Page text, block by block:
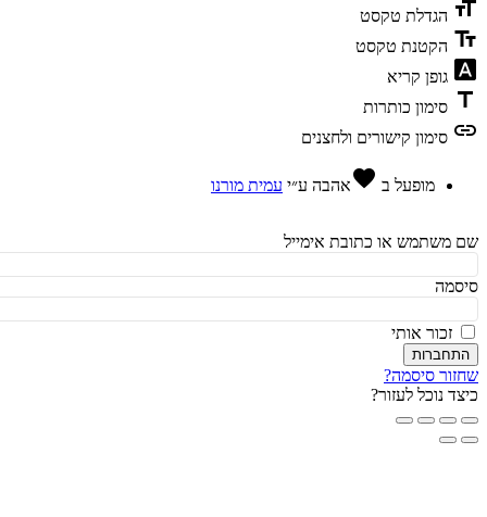
הגדלת טקסט
הקטנת טקסט
גופן קריא
סימון כותרות
סימון קישורים ולחצנים
מופעל בfavorite אהבהע״י עמית מורנו
או כתובת אימייל
זכור אותי
סיסמה?
נוכל לעזור?